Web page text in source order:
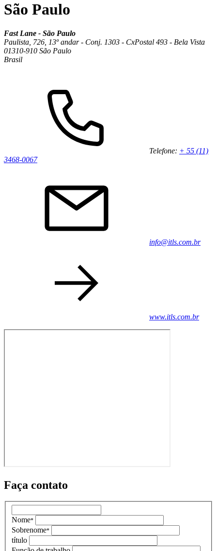
São Paulo
Fast Lane - São Paulo
Paulista, 726, 13º andar - Conj. 1303 - CxPostal 493 - Bela Vista
01310-910 São Paulo
Brasil
Telefone: + 55 (11)
3468-0067
info@itls.com.br
www.itls.com.br
Faça contato
Nome*
Sobrenome*
título